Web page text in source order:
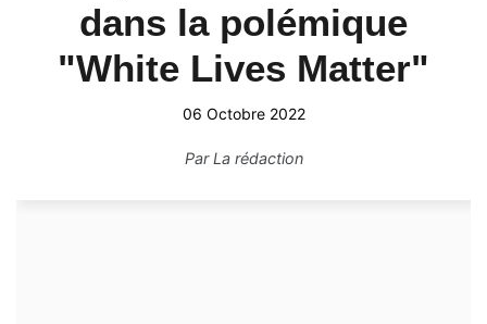
dans la polémique
"White Lives Matter"
06 Octobre 2022
ParLa rédaction